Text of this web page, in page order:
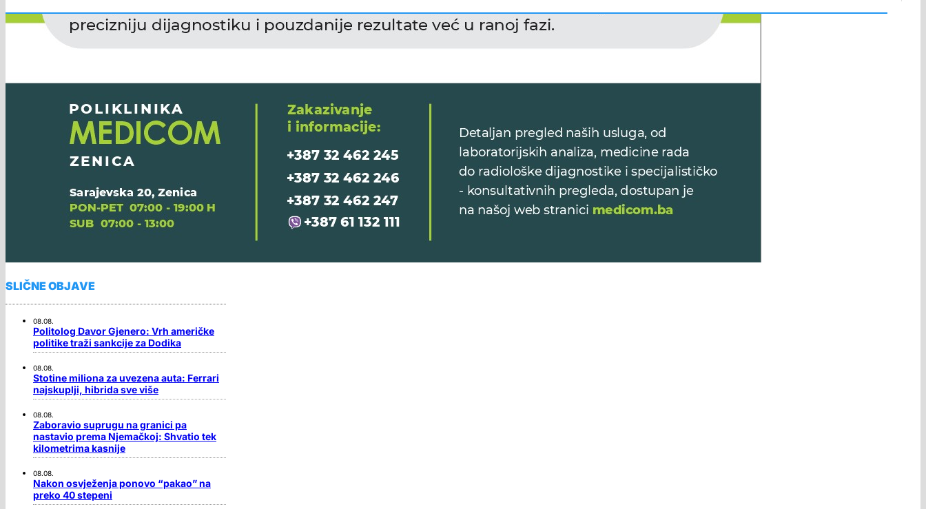
SLIČNE OBJAVE
08.08.
Politolog Davor Gjenero: Vrh američke
politike traži sankcije za Dodika
08.08.
Stotine miliona za uvezena auta: Ferrari
najskuplji, hibrida sve više
08.08.
Zaboravio suprugu na granici pa
nastavio prema Njemačkoj: Shvatio tek
kilometrima kasnije
08.08.
Nakon osvježenja ponovo “pakao” na
preko 40 stepeni